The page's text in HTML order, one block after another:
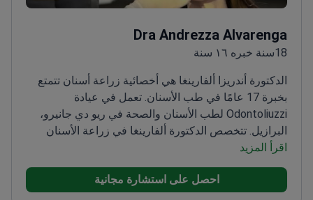
Dra Andrezza Alvarenga
18سنة خبره ١٦ سنة
الدكتورة أندريزا ألفارينغا هي أخصائية زراعة أسنان تتمتع
بخبرة 17 عامًا في طب الأسنان. تعمل في عيادة
Odontoliuzzi لطب الأسنان والصحة في ريو دي جانيرو،
البرازيل. تتخصص الدكتورة ألفارينغا في زراعة الأسنان
المتقدمة وتركيب الأطقم الكاملة، وقد حققت نتائج عالية
الجودة. أنجزت الدكتورة ألفارينغا العديد من عمليات
اقرأ المزيد
احصل على استشارة مجانية